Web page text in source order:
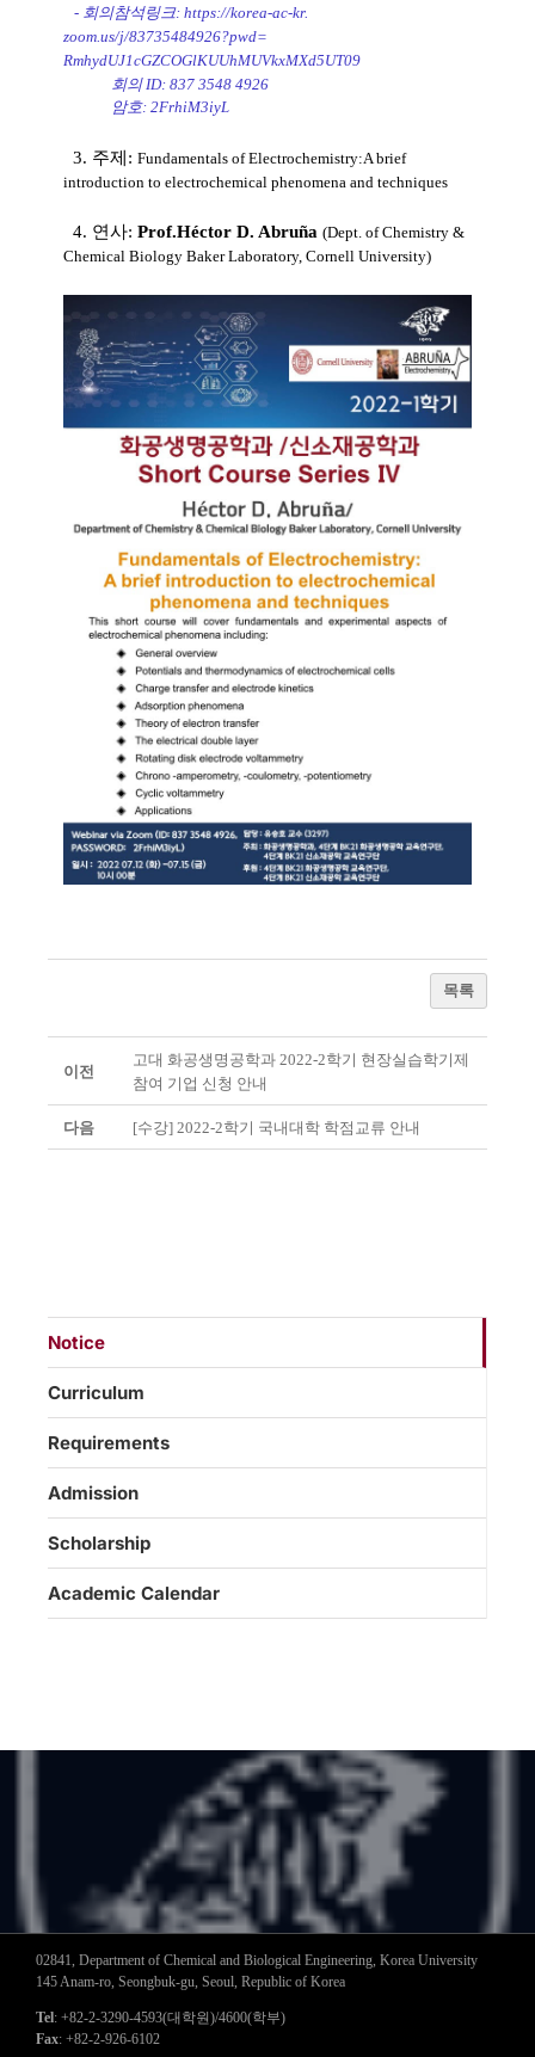
- 회의참석링크: https://korea-ac-kr.
zoom.us/j/83735484926?pwd=
RmhydUJ1cGZCOGlKUUhMUVkxMXd5UT09
회의 ID: 837 3548 4926
암호: 2FrhiM3iyL
3. 주제: Fundamentals of Electrochemistry:A brief
introduction to electrochemical phenomena and techniques
4. 연사: Prof.Héctor D. Abruña (Dept. of Chemistry &
Chemical Biology Baker Laboratory, Cornell University)
목록
이전
고대 화공생명공학과 2022-2학기 현장실습학기제
참여 기업 신청 안내
다음 [수강] 2022-2학기 국내대학 학점교류 안내
Notice
Curriculum
Requirements
Admission
Scholarship
Academic Calendar
02841, Department of Chemical and Biological Engineering, Korea University
145 Anam-ro, Seongbuk-gu, Seoul, Republic of Korea
Tel: +82-2-3290-4593(대학원)/4600(학부)
Fax: +82-2-926-6102